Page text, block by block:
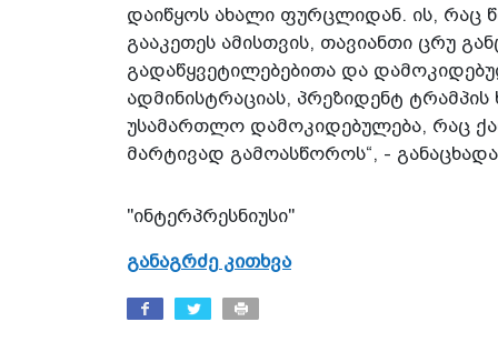
დაიწყოს ახალი ფურცლიდან. ის, რაც
გააკეთეს ამისთვის, თავიანთი ცრუ
გადაწყვეტილებებითა და
ადმინისტრაციას, პრეზიდენტ
უსამართლო დამოკიდებულება, რაც
მარტივად გამოასწოროს“, -
"ინტერპრესნიუსი"
განაგრძე კითხვა